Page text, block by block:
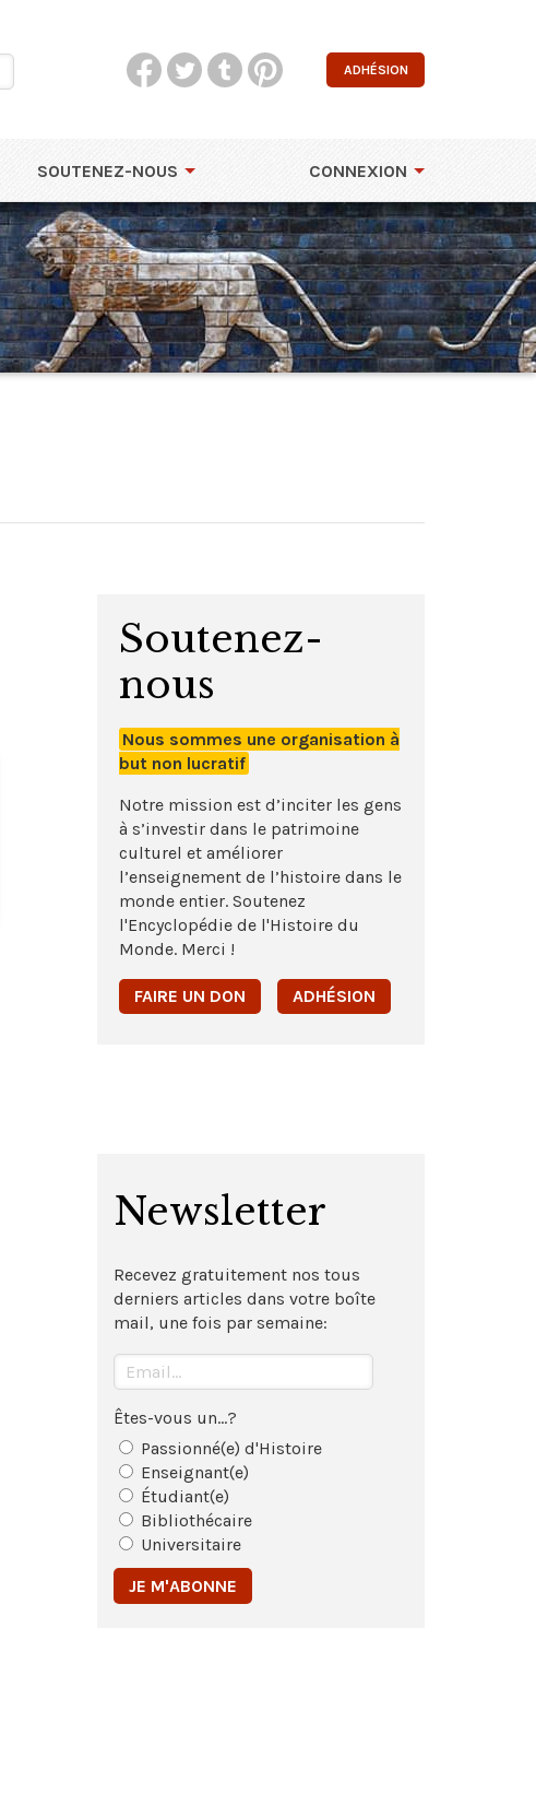
ADHÉSION
SOUTENEZ-NOUS CONNEXION
Soutenez-
nous
Nous sommes une organisation à
but non lucratif
Notre mission est d’inciter les gens
à s’investir dans le patrimoine
culturel et améliorer
l’enseignement de l’histoire dans le
monde entier. Soutenez
l'Encyclopédie de l'Histoire du
Monde. Merci !
FAIRE UN DON ADHÉSION
Newsletter
Recevez gratuitement nos tous
derniers articles dans votre boîte
mail, une fois par semaine:
Êtes-vous un...?
Passionné(e) d'Histoire
Enseignant(e)
Étudiant(e)
Bibliothécaire
Universitaire